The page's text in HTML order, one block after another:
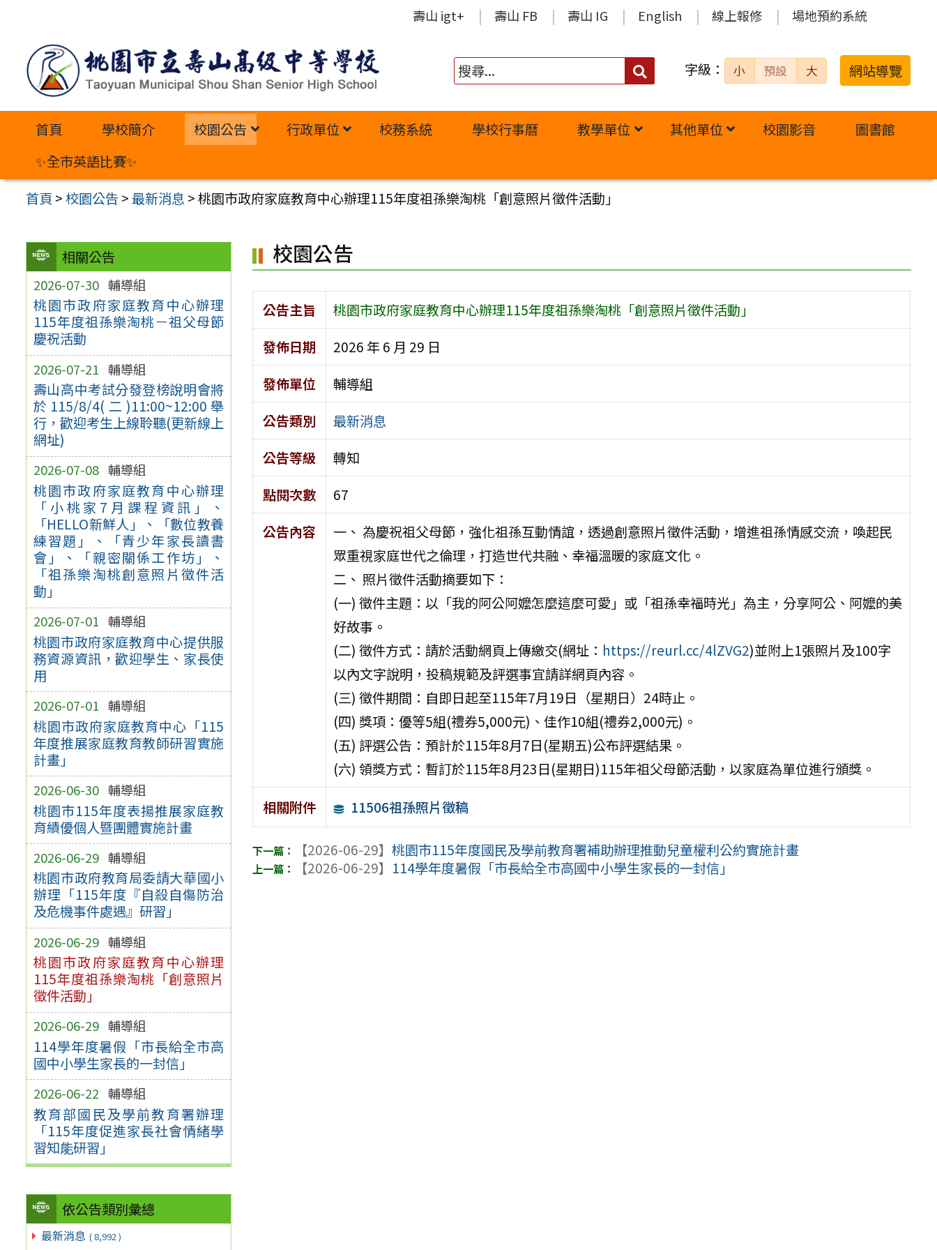
內
壽山 igt+ 壽山 FB 壽山 IG English 線上報修 場地預約系統
搜
字級： 小 預設 大 網站導覽
首頁 學校簡介 校園公告 行政單位 校務系統 學校行事曆 教學單位 其他單位 校園影音
圖書館
✨全市英語比賽✨
首頁 >校園公告 >最新消息 >桃園市政府家庭教育中心辦理115年度祖孫樂淘桃「創意照片徵件活動」
相關公告
2026-07-30 輔導組
桃園市政府家庭教育中心辦理
115年度祖孫樂淘桃－祖父母節
慶祝活動
2026-07-21 輔導組
壽山高中考試分發登榜說明會將
於115/8/4(二)11:00~12:00舉
行，歡迎考生上線聆聽(更新線上
網址)
2026-07-08 輔導組
桃園市政府家庭教育中心辦理
「小桃家7月課程資訊」、
「HELLO新鮮人」、「數位教養
練習題」、「青少年家長讀書
會」、「親密關係工作坊」、
「祖孫樂淘桃創意照片徵件活
動」
2026-07-01 輔導組
桃園市政府家庭教育中心提供服
務資源資訊，歡迎學生、家長使
用
2026-07-01 輔導組
桃園市政府家庭教育中心「115
年度推展家庭教育教師研習實施
計畫」
2026-06-30 輔導組
桃園市115年度表揚推展家庭教
育績優個人暨團體實施計畫
2026-06-29 輔導組
桃園市政府教育局委請大華國小
辦理「115年度『自殺自傷防治
及危機事件處遇』研習」
2026-06-29 輔導組
桃園市政府家庭教育中心辦理
115年度祖孫樂淘桃「創意照片
徵件活動」
2026-06-29 輔導組
114學年度暑假「市長給全市高
國中小學生家長的一封信」
2026-06-22 輔導組
教育部國民及學前教育署辦理
「115年度促進家長社會情緒學
習知能研習」
依公告類別彙總
最新消息 ( 8,992 )
校園公告
公告主旨
桃園市政府家庭教育中心辦理115年度祖孫樂淘桃「創意照片徵件活動」
發佈日期
2026 年 6 月 29 日
發佈單位
輔導組
公告類別
最新消息
公告等級
轉知
點閱次數
67
公告內容
一、 為慶祝祖父母節，強化祖孫互動情誼，透過創意照片徵件活動，增進祖孫情感交流，喚起民
眾重視家庭世代之倫理，打造世代共融、幸福溫暖的家庭文化。
二、 照片徵件活動摘要如下：
(一) 徵件主題：以「我的阿公阿嬤怎麼這麼可愛」或「祖孫幸福時光」為主，分享阿公、阿嬤的美
好故事。
(二) 徵件方式：請於活動網頁上傳繳交(網址： https://reurl.cc/4lZVG2)並附上1張照片及100字
以內文字說明，投稿規範及評選事宜請詳網頁內容。
(三) 徵件期間：自即日起至115年7月19日（星期日）24時止。
(四) 獎項：優等5組(禮券5,000元)、佳作10組(禮券2,000元)。
(五) 評選公告：預計於115年8月7日(星期五)公布評選結果。
(六) 領獎方式：暫訂於115年8月23日(星期日)115年祖父母節活動，以家庭為單位進行頒獎。
相關附件
11506祖孫照片徵稿
【2026-06-29】桃園市115年度國民及學前教育署補助辦理推動兒童權利公約實施計畫
【2026-06-29】 114學年度暑假「市長給全市高國中小學生家長的一封信」